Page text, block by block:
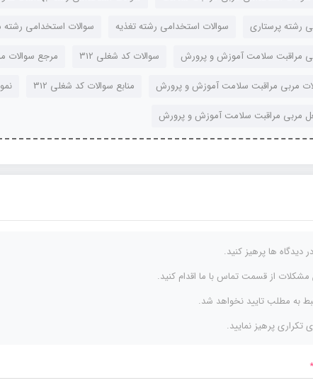
رشته پرستاری
سوالات استخدامی رشته تغذیه
سوالات استخدامی رشته
مراقبت سلامت آموزش و پرورش
سوالات کد شغلی 312
مرجع سوالات
مربی مراقبت سلامت آموزش و پرورش
منابع سوالات کد شغلی 312
مربی مراقبت سلامت آموزش و پرورش
دیدگاه ها پرهیز کنید.
از قسمت تماس با ما اقدام کنید.
به مطلب تایید نخواهد شد.
تکراری پرهیز نمایید.
*